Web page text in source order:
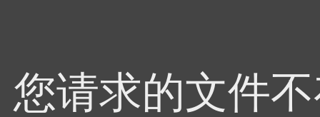
您请求的文件